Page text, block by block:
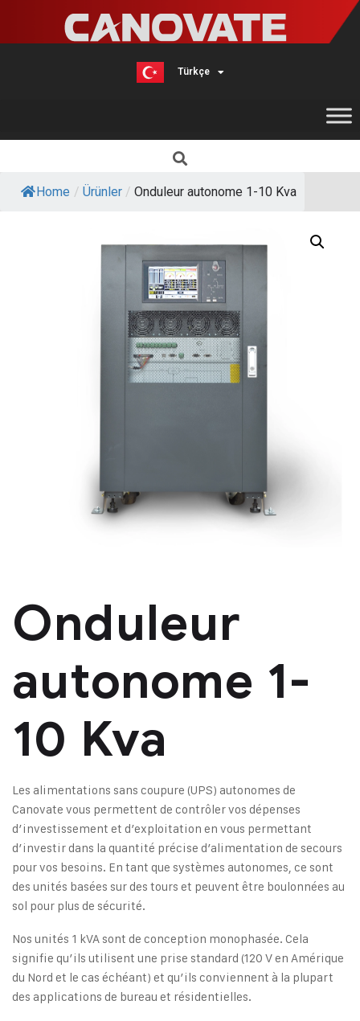
Türkçe
English
Home / Ürünler / Onduleur autonome 1-10 Kva
Onduleur
autonome 1-
10 Kva
Les alimentations sans coupure (UPS) autonomes de
Canovate vous permettent de contrôler vos dépenses
d’investissement et d’exploitation en vous permettant
d’investir dans la quantité précise d’alimentation de secours
pour vos besoins. En tant que systèmes autonomes, ce sont
des unités basées sur des tours et peuvent être boulonnées au
sol pour plus de sécurité.
Nos unités 1 kVA sont de conception monophasée. Cela
signifie qu’ils utilisent une prise standard (120 V en Amérique
du Nord et le cas échéant) et qu’ils conviennent à la plupart
des applications de bureau et résidentielles.